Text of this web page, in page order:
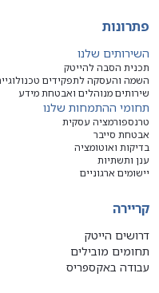
פתרונות
השירותים שלנו
תכנית הסבה להייטק
השמה והעסקה לתפקידים
שירותים מנוהלים ואבטחת מידע
תחומי ההתמחות שלנו
טרנספורמציה עסקית
אבטחת סייבר
בדיקות ואוטומציה
ענן ותשתיות
יישומים ארגוניים
קריירה
דרושים הייטק
תחומים מובילים
עבודה באקספריס